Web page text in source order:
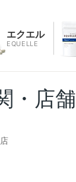
エクエル
EQUELLE
・店舗